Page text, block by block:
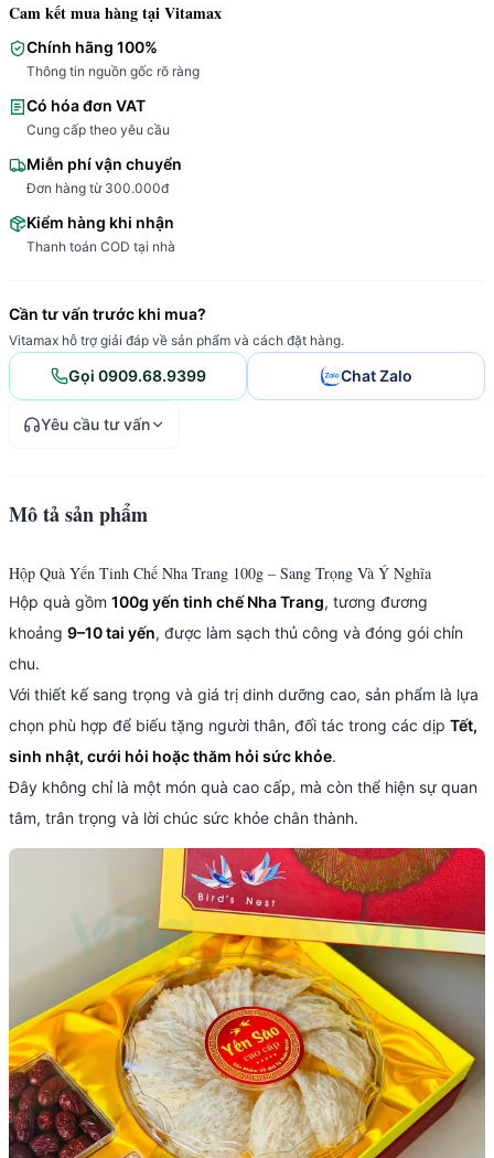
Cam kết mua hàng tại Vitamax
Chính hãng 100%
Thông tin nguồn gốc rõ ràng
Có hóa đơn VAT
Cung cấp theo yêu cầu
Miễn phí vận chuyển
Đơn hàng từ 300.000đ
Kiểm hàng khi nhận
Thanh toán COD tại nhà
Cần tư vấn trước khi mua?
Vitamax hỗ trợ giải đáp về sản phẩm và cách đặt hàng.
Gọi 0909.68.9399 Chat Zalo
Yêu cầu tư vấn
Mô tả sản phẩm
Hộp Quà Yến Tinh Chế Nha Trang 100g – Sang Trọng Và Ý Nghĩa
Hộp quà gồm 100g yến tinh chế Nha Trang, tương đương
khoảng 9–10 tai yến, được làm sạch thủ công và đóng gói chỉn
chu.
Với thiết kế sang trọng và giá trị dinh dưỡng cao, sản phẩm là lựa
chọn phù hợp để biếu tặng người thân, đối tác trong các dịp Tết,
sinh nhật, cưới hỏi hoặc thăm hỏi sức khỏe.
Đây không chỉ là một món quà cao cấp, mà còn thể hiện sự quan
tâm, trân trọng và lời chúc sức khỏe chân thành.